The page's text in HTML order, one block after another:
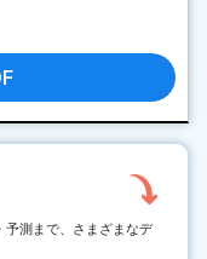
予測まで、さまざまなデ